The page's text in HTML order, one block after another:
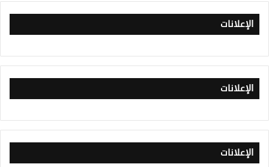
الإعلانات
الإعلانات
الإعلانات